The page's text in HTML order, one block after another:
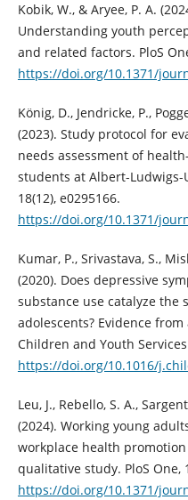
Kobik, W., & Aryee, P. A.
Understanding youth
and related factors. PloS
https://doi.org/10.1371/
König, D., Jendricke, P.,
(2023). Study protocol for
needs assessment of
students at Albert-Ludwigs-
18(12), e0295166.
https://doi.org/10.1371/
Kumar, P., Srivastava, S.,
(2020). Does depressive
substance use catalyze the
adolescents? Evidence
Children and Youth
https://doi.org/10.1016/
Leu, J., Rebello, S. A.,
(2024). Working young
workplace health
qualitative study. PloS One,
https://doi.org/10.1371/